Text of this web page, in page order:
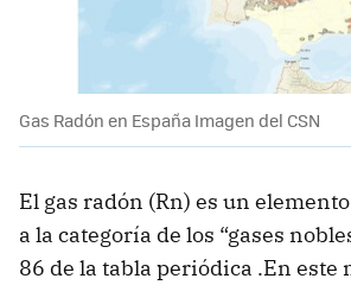
Gas Radón en España Imagen del CSN
El gas radón (Rn) es un
a la categoría de los “gases
86 de la tabla periódica .En este